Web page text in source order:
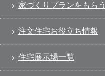
家づくりプランをもらう
注文住宅お役立ち情報
住宅展示場一覧